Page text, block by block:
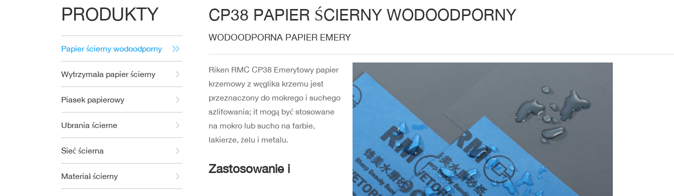
PRODUKTY
Papier ścierny wodoodporny
Wytrzymała papier ścierny
Piasek papierowy
Ubrania ścierne
Sieć ścierna
Materiał ścierny
CP38 PAPIER ŚCIERNY WODOODPORNY
WODOODPORNA PAPIER EMERY
Riken RMC CP38 Emerytowy papier
krzemowy z węglika krzemu jest
przeznaczony do mokrego i suchego
szlifowania; it mogą być stosowane
na mokro lub sucho na farbie,
lakierze, żelu i metalu.
Zastosowanie i